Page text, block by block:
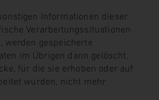
Informationen dieser
Verarbeitungssituationen
werden gespeicherte
im Übrigen dann gelöscht,
für die sie erhoben oder auf
wurden, nicht mehr